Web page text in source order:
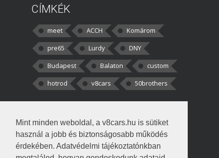
Mint minden weboldal, a v8cars.hu is sütiket
használ a jobb és biztonságosabb működés
érdekében. Adatvédelmi tájékoztatónkban
CÍMKÉK
meet ACCH
Komárom
pre65
Lurdy
DNY
Budapest
Balaton
custom
hotrod
v8cars 50brothers
kortisz:Elszúrtam! Én csak két
darabbaal számoltam. Nem tudtam, hogy fél autót,